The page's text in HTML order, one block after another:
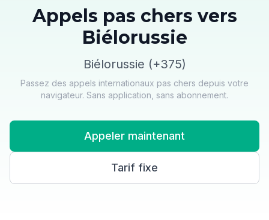
Appels pas chers vers
Biélorussie
Biélorussie (+375)
Passez des appels internationaux pas chers depuis votre
navigateur. Sans application, sans abonnement.
Appeler maintenant
Tarif fixe